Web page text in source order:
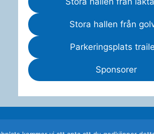
Stora hallen från
Parkeringsplats
Sponsorer